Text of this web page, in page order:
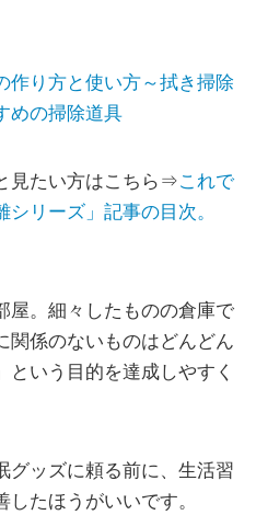
作り方と使い方～拭き掃除
めの掃除道具
見たい方はこちら⇒これで
リーズ」記事の目次。
屋。細々したものの倉庫で
関係のないものはどんどん
いう目的を達成しやすく
グッズに頼る前に、生活習
たほうがいいです。